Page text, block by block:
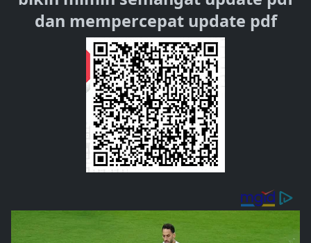
dan mempercepat update pdf